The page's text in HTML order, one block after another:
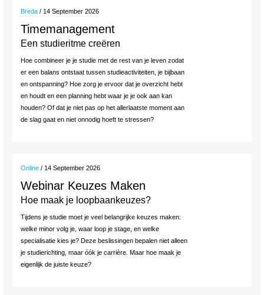
Breda / 14 September 2026
Timemanagement
Een studieritme creëren
Hoe combineer je je studie met de rest van je leven zodat
er een balans ontstaat tussen studieactiviteiten, je bijbaan
en ontspanning? Hoe zorg je ervoor dat je overzicht hebt
en houdt en een planning hebt waar je je ook aan kan
houden? Of dat je niet pas op het allerlaatste moment aan
de slag gaat en niet onnodig hoeft te stressen?
Online / 14 September 2026
Webinar Keuzes Maken
Hoe maak je loopbaankeuzes?
Tijdens je studie moet je veel belangrijke keuzes maken:
welke minor volg je, waar loop je stage, en welke
specialisatie kies je? Deze beslissingen bepalen niet alleen
je studierichting, maar óók je carrière. Maar hoe maak je
eigenlijk de juiste keuze?